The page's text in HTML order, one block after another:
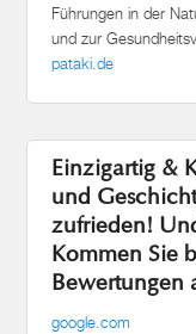
Führungen in der
und zur
pataki.de
Einzigartig &
und
zufrieden!
Kommen Sie
Bewertungen
google.com